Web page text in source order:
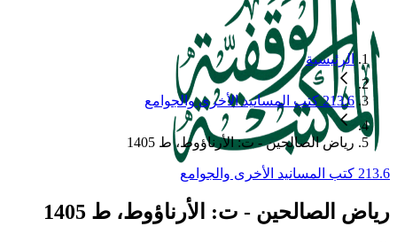
الرئيسية
213.6 كتب المسانيد الأخرى والجوامع
رياض الصالحين - ت: الأرناؤوط، ط 1405
213.6 كتب المسانيد الأخرى والجوامع
رياض الصالحين - ت: الأرناؤوط، ط 1405